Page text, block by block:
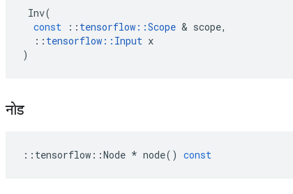
Inv(
const
:: tensorflow ::Scope & scope,
:: tensorflow :: Input x
)
नोड
:: tensorflow ::Node * node() const